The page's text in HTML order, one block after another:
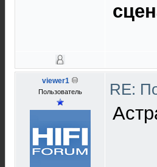
viewer1
Пользователь RE: